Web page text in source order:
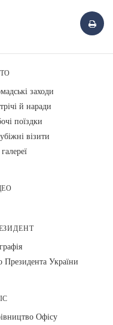
заходи
й наради
поїздки
візити
Президента України
Офісу